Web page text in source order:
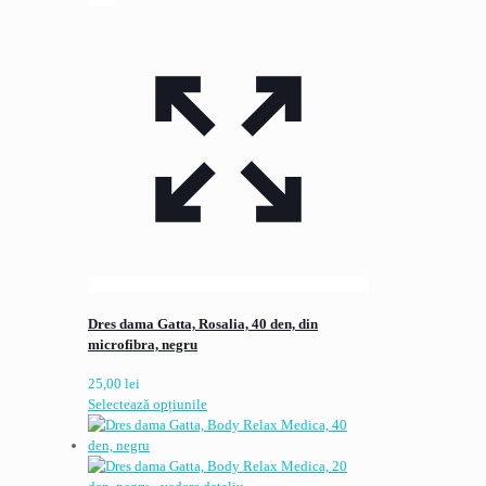
Dres dama Gatta, Rosalia, 40 den, din
microfibra, negru
25,00 lei
Selectează opțiunileAcest
produs
mai